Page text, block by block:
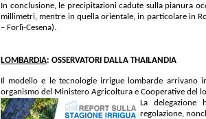
In conclusione, le precipitazioni cadute sulla pianura
millimetri, mentre in quella orientale, in particolare in
– Forlì-Cesena).
LOMBARDIA: OSSERVATORI DALLA THAILANDIA
Il modello e le tecnologie irrigue lombarde arrivano
organismo del Ministero Agricoltura e Cooperative del
La delegazione
regolazione,